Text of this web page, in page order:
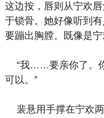
这边按，唇则从宁欢
于锁骨。她好像听到
要蹦出胸膛。既像是宁
“我……要亲你了。
可以。”
裴悬用手撑在宁欢